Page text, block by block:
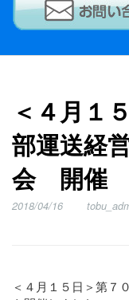
＜４月１
部運送経
会 開催
2018/04/16
＜４月１５日＞第